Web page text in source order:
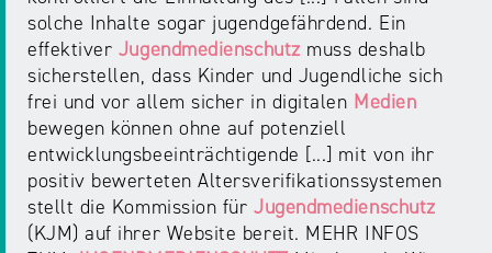
solche Inhalte sogar jugendgefährdend. Ein
effektiver Jugendmedienschutz muss deshalb
sicherstellen, dass Kinder und Jugendliche sich
frei und vor allem sicher in digitalen Medien
bewegen können ohne auf potenziell
entwicklungsbeeinträchtigende [...] mit von ihr
positiv bewerteten Altersverifikationssystemen
stellt die Kommission fürJugendmedienschutz
(KJM) auf ihrer Website bereit. MEHR INFOS